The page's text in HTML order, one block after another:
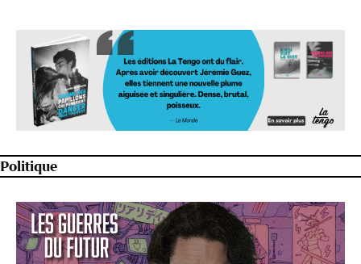
Politique